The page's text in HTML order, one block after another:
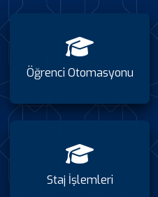
Öğrenci Otomasyonu
Staj İşlemleri